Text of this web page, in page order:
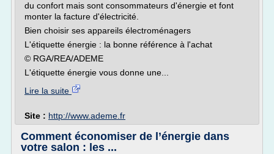
du confort mais sont consommateurs d'énergie et font
monter la facture d'électricité.
Bien choisir ses appareils électroménagers
L'étiquette énergie : la bonne référence à l'achat
© RGA/REA/ADEME
L'étiquette énergie vous donne une...
Lire la suite
Site : http://www.ademe.fr
Comment économiser de l’énergie dans
votre salon : les ...